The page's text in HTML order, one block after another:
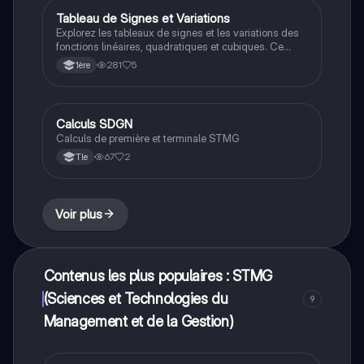
STMG
Tableau de Signes et Variations
Explorez les tableaux de signes et les variations des
fonctions linéaires, quadratiques et cubiques. Ce
document présente des exemples pratiques et des
explications claires pour mieux comprendre les
1ère 281 5
STMG
Calculs SDGN
Calculs de première et terminale STMG
Tle 67 2
Voir plus
Contenus les plus populaires : STMG
(Sciences et Technologies du
Management et de la Gestion)
9